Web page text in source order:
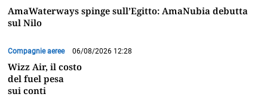
AmaWaterways spinge sull’Egitto: AmaNubia debutta
sul Nilo
Compagnie aeree 06/08/2026 12:28
Wizz Air, il costo
del fuel pesa
sui conti